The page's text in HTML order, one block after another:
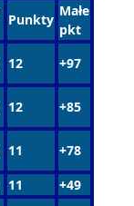
Punkty
Małe
pkt
12 +97
12 +85
11
+78
11
+49